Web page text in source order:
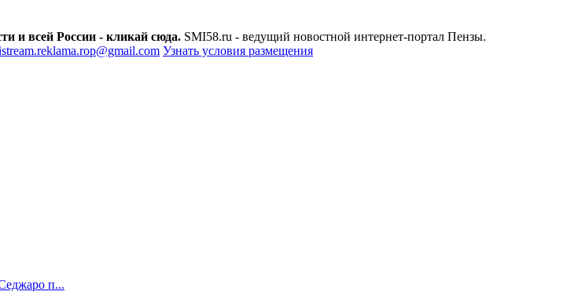
и всей России - кликай сюда. SMI58.ru - ведущий новостной интернет-портал Пензы.
Узнать условия размещения
п...